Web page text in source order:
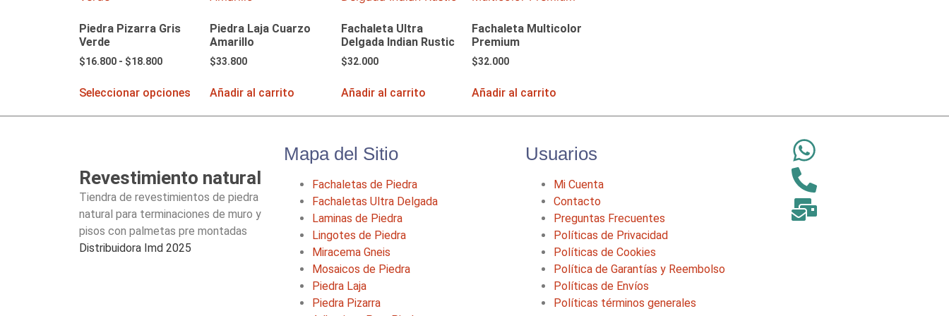
Piedra Pizarra Gris
Verde
$16.800 - $18.800
Seleccionar opciones
Piedra Laja Cuarzo
Amarillo
$33.800
Añadir al carrito
Fachaleta Ultra
Delgada Indian Rustic
$32.000
Añadir al carrito
Fachaleta Multicolor
Premium
$32.000
Añadir al carrito
Revestimiento natural
Tiendra de revestimientos de piedra
natural para terminaciones de muro y
pisos con palmetas pre montadas
Distribuidora Imd 2025
Mapa del Sitio
Fachaletas de Piedra
Fachaletas Ultra Delgada
Laminas de Piedra
Lingotes de Piedra
Miracema Gneis
Mosaicos de Piedra
Piedra Laja
Piedra Pizarra
Usuarios
Mi Cuenta
Contacto
Preguntas Frecuentes
Políticas de Privacidad
Políticas de Cookies
Política de Garantías y Reembolso
Políticas de Envíos
Políticas términos generales